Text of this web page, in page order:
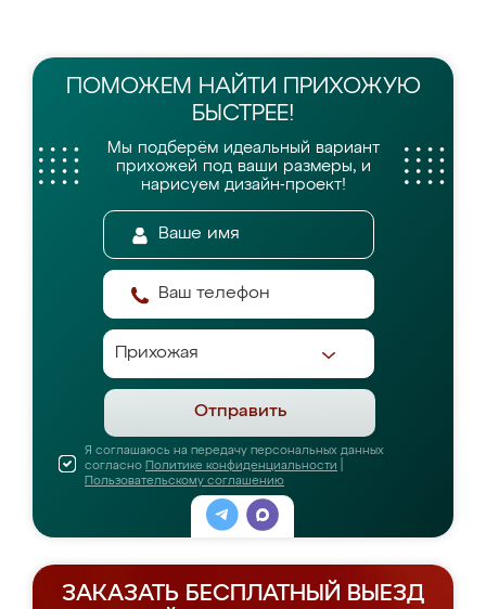
ПОМОЖЕМ НАЙТИ
ПРИХОЖУЮ
БЫСТРЕЕ!
Мы подберём идеальный вариант
прихожей под ваши размеры, и
нарисуем дизайн-проект!
Отправить
Я соглашаюсь на передачу персональных данных
согласно Политике конфиденциальности
Пользовательскому соглашению
ЗАКАЗАТЬ БЕСПЛАТНЫЙ ВЫЕЗД